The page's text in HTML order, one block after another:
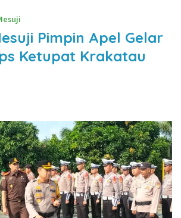
Pimpin Apel Gelar
Ketupat Krakatau